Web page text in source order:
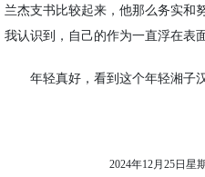
兰杰支书比较起来，他那么务实和
我认识到，自己的作为一直浮在表面
年轻真好，看到这个年轻湘子
2024年12月25日星